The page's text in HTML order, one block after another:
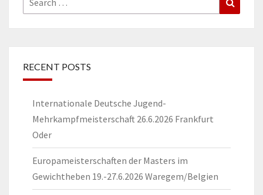
for:
RECENT POSTS
Internationale Deutsche Jugend-
Mehrkampfmeisterschaft 26.6.2026 Frankfurt
Oder
Europameisterschaften der Masters im
Gewichtheben 19.-27.6.2026 Waregem/Belgien